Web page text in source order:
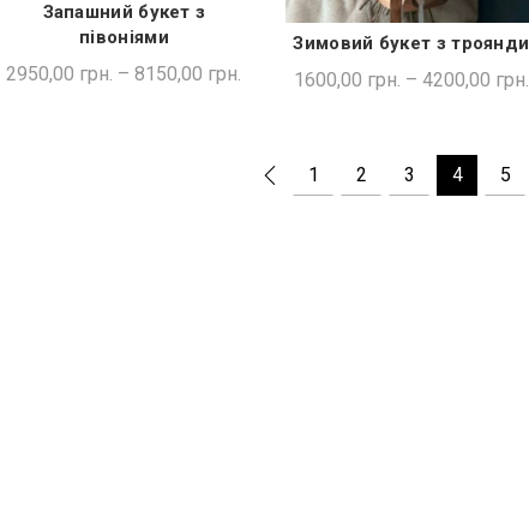
ШВИДКА ПОКУПКА
Запашний букет з
півоніями
2950,00 грн. –8150,00 грн.
ШВИДКА ПОКУПКА
Зимовий букет з троянди
1600,00 грн. – 4200,00 грн.
1 2 3 4 5